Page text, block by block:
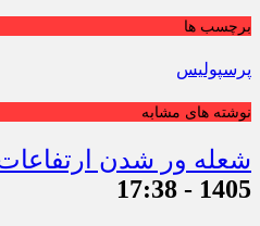
برچسب ها
پرسپولیس
نوشته های مشابه
شعله ور شدن
1405 - 17:38